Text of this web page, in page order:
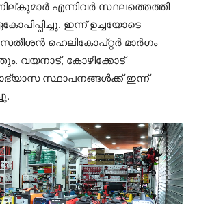
എന്നിവർ സ്ഥലത്തെത്തി
ഇന്ന് ഉച്ചയോടെ
സതീശൻ ഹെലികോപ്റ്റർ മാർഗം
വയനാട്, കോഴിക്കോട്
സ്ഥാപനങ്ങൾക്ക് ഇന്ന്